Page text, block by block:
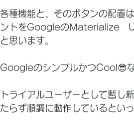
各種機能と、そのボタンの配置
ントをGoogleのMaterialize　
と思います。
GoogleのシンプルかつCool😎
トライアルユーザーとして暫し
たらず順調に動作しているとい